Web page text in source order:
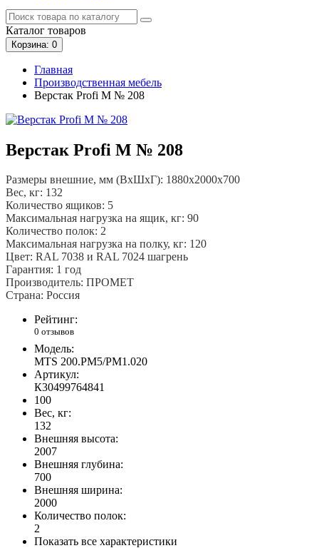
Каталог товаров
Корзина: 0
Главная
Производственная мебель
Верстак Profi M № 208
Верстак Profi M № 208
Размеры внешние, мм (ВхШхГ): 1880x2000x700
Вес, кг: 132
Количество ящиков: 5
Максимальная нагрузка на ящик, кг: 90
Количество полок: 2
Максимальная нагрузка на полку, кг: 120
Цвет: RAL 7038 и RAL 7024 шагрень
Гарантия: 1 год
Производитель: ПРОМЕТ
Страна: Россия
Рейтинг:
0 отзывов
Модель:
MTS 200.PM5/PM1.020
Артикул:
К30499764841
100
Вес, кг:
132
Внешняя высота:
2007
Внешняя глубина:
700
Внешняя ширина:
2000
Количество полок:
2
Показать все характеристики